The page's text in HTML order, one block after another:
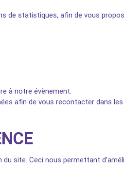
de statistiques, afin de vous
à notre évènement.
afin de vous recontacter dans les
site. Ceci nous permettant